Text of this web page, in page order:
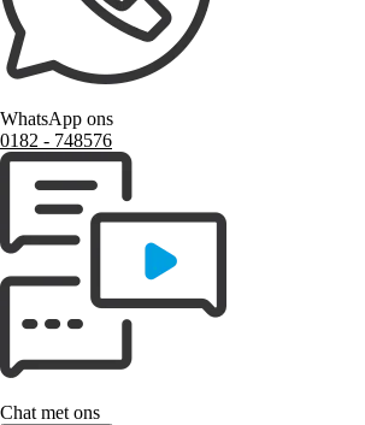
WhatsApp ons
0182 ‑ 748576
Chat met ons